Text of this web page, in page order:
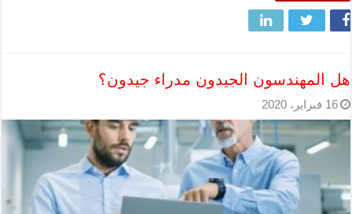
هل المهندسون الجيدون مدراء جيدون؟
16 فبراير، 2020